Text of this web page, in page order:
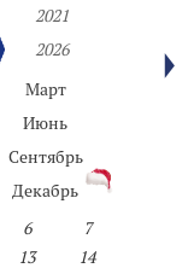
2021
2026
Март
Июнь
Сентябрь
Декабрь
6
7
13 14